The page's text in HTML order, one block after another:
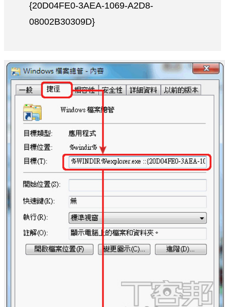
{20D04FE0-3AEA-1069-A2D8-
08002B30309D}